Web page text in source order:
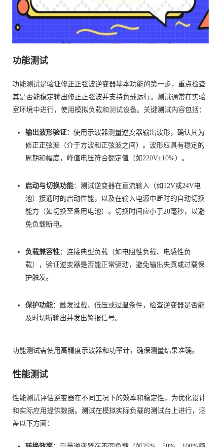
功能测试
功能测试是验证修正正弦波逆变器基本功能的第一步，重点检查
其是否能稳定输出修正正弦波并支持负载运行。测试通常在实验
室环境中进行，使用模拟负载和测试设备。关键测试内容包括：
输出波形验证：使用示波器测量逆变器输出波形，确认其为
修正正弦波（介于方波和正弦波之间）。波形应具有稳定的
周期和幅度，峰值电压符合额定值（如220V±10%）。
启动与切换功能：测试逆变器在直流输入（如12V或24V电
池）接通时的启动性能，以及在输入电源中断时的自动切换
能力（如切换至备用电池）。切换时间应小于20毫秒，以避
免负载断电。
负载兼容性：连接典型负载（如电阻性负载、电感性负
载），验证逆变器是否能正常驱动，避免输出失真或过载保
护触发。
保护功能：触发过载、低压或过温条件，检查逆变器是否能
及时切断输出并发出警报信号。
功能测试需使用高精度示波器和功率计，确保测量结果准确。
性能测试
性能测试评估逆变器在不同工况下的效率和稳定性，为优化设计
和实际应用提供数据。测试在模拟实际负载的测试台上进行，涵
盖以下方面：